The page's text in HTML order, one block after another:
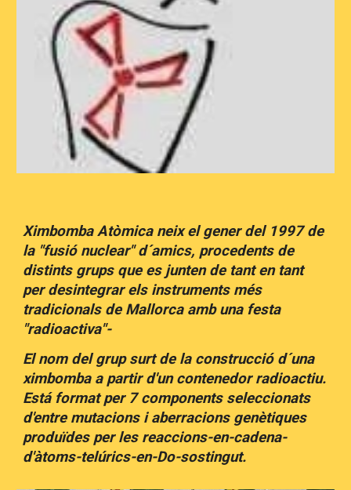
Ximbomba Atòmica neix el gener del 1997 de
la "fusió nuclear" d´amics, procedents de
distints grups que es junten de tant en tant
per desintegrar els instruments més
tradicionals de Mallorca amb una festa
"radioactiva"-
El nom del grup surt de la construcció d´una
ximbomba a partir d'un contenedor radioactiu.
Está format per 7 components seleccionats
d'entre mutacions i aberracions genètiques
produïdes per les reaccions-en-cadena-
d'àtoms-telúrics-en-Do-sostingut.